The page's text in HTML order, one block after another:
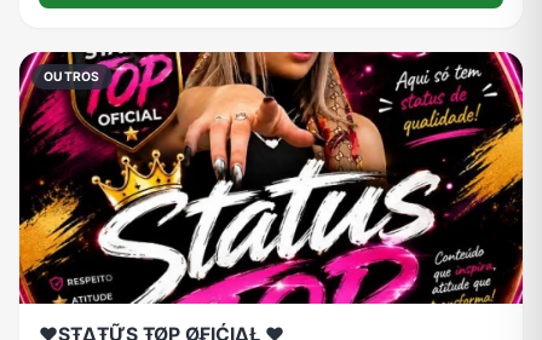
OUTROS
❤️ŞŦΔŦỮŞ ŦØP Ø₣IĆIΔŁ ❤️